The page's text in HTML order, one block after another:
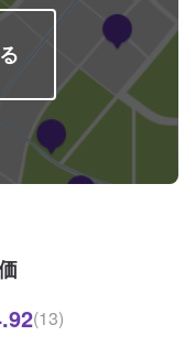
9:00~18:00
(13)